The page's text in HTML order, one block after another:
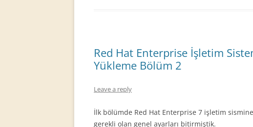
Red Hat Enterprise İşletim
Yükleme Bölüm 2
Leave a reply
İlk bölümde Red Hat Enterprise 7 işletim sismine
gerekli olan genel ayarları bitirmiştik.